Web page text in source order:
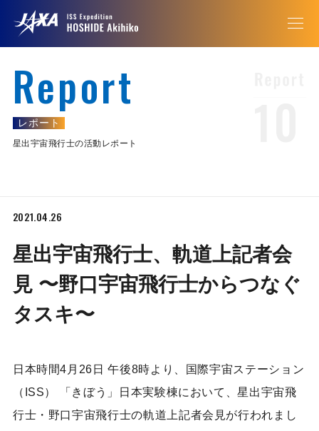
Report
レポート
星出宇宙飛行士の活動レポート
2021.04.26
星出宇宙飛行士、軌道上記者会
見 〜野口宇宙飛行士からつなぐ
タスキ〜
日本時間4月26日 午後8時より、国際宇宙ステーション
（ISS） 「きぼう」日本実験棟において、星出宇宙飛
行士・野口宇宙飛行士の軌道上記者会見が行われまし